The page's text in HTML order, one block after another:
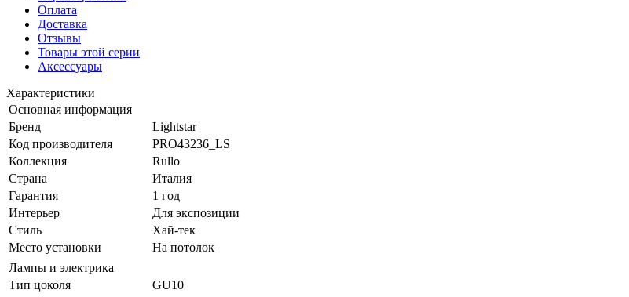
Оплата
Доставка
Отзывы
Товары этой серии
Аксессуары
Характеристики
Основная информация
Бренд
Lightstar
Код производителя
PRO43236_LS
Коллекция
Rullo
Страна
Италия
Гарантия
1 год
Интерьер
Для экспозиции
Стиль
Хай-тек
Место установки
На потолок
Лампы и электрика
Тип цоколя
GU10